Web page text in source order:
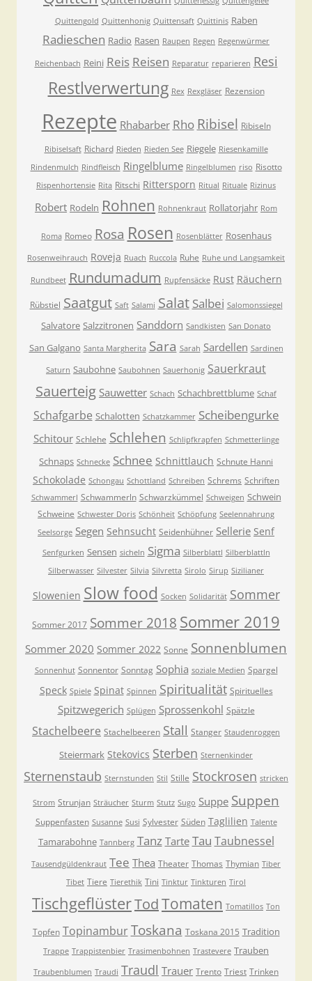
Quittengold Quittenhonig Quittensaft Quittinis Raben
Radieschen Radio Rasen Raupen Regen Regenwürmer
Reichenbach Reini Reis Reisen Reparatur reparieren Resi
Restlverwertung Rex Rexgläser Rezension
Rezepte Rhabarber Rho Ribisel Ribiseln
Ribiselsaft Richard Rieden Rieden See Riegele Riesenkamille
Rindenmulch Rindfleisch Ringelblume Ringelblumen riso Risotto
Rispenhortensie Rita Ritschi Rittersporn Ritual Rituale Rizinus
Robert Rodeln Rohnen Rohnenkraut Rollatorjahr Rom
Roma Romeo Rosa Rosen Rosenblätter Rosenhaus
Rosenweihrauch Roveja Ruach Ruccola Ruhe Ruhe und Langsamkeit
Rundbeet Rundumadum Rupfensäcke Rust Räuchern
Rübstiel Saatgut Saft Salami Salat Salbei Salomonssiegel
Salvatore Salzzitronen Sanddorn Sandkisten San Donato
San Galgano Santa Margherita Sara Sarah Sardellen Sardinen
Saturn Saubohne Saubohnen Sauerhonig Sauerkraut
Sauerteig Sauwetter Schach Schachbrettblume Schaf
Schafgarbe Schalotten Schatzkammer Scheibengurke
Schitour Schlehe Schlehen Schlipfkrapfen Schmetterlinge
Schnaps Schnecke Schnee Schnittlauch Schnute Hanni
Schokolade Schongau Schottland Schreiben Schrems Schriften
Schwammerl Schwammerln Schwarzkümmel Schweigen Schwein
Schweine Schwester Doris Schönheit Schöpfung Seelennahrung
Seelsorge Segen Sehnsucht Seidenhühner Sellerie Senf
Senfgurken Sensen sicheln Sigma Silberblattl Silberblattln
Silberwasser Silvester Silvia Silvretta Sirolo Sirup Sizilianer
Slowenien Slow food Socken Solidarität Sommer
Sommer 2017 Sommer 2018 Sommer 2019
Sommer 2020 Sommer 2022 Sonne Sonnenblumen
Sonnenhut Sonnentor Sonntag Sophia soziale Medien Spargel
Speck Spiele Spinat Spinnen Spiritualität Spirituelles
Spitzwegerich Splügen Sprossenkohl Spätzle
Stachelbeere Stachelbeeren Stall Stanger Staudenroggen
Steiermark Stekovics Sterben Sternenkinder
Sternenstaub Sternstunden Stil Stille Stockrosen stricken
Strom Strunjan Sträucher Sturm Stutz Sugo Suppe Suppen
Suppenfasten Susanne Susi Sylvester Süden Taglilien Talente
Tamarabohne Tannberg Tanz Tarte Tau Taubnessel
Tausendgüldenkraut Tee Thea Theater Thomas Thymian Tiber
Tibet Tiere Tierethik Tini Tinktur Tinkturen Tirol
TischgeflüsterTodTomaten Tomatillos Ton
Topfen Topinambur Toskana Toskana 2015 Tradition
Trappe Trappistenbier Trasimenbohnen Trastevere Trauben
Traubenblumen Traudi Traudl Trauer Trento Triest Trinken